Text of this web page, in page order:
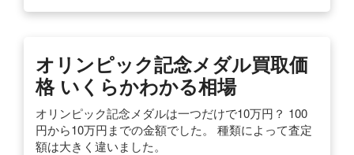
オリンピック記念メダル買取価
格 いくらかわかる相場
オリンピック記念メダルは一つだけで10万円？ 100
円から10万円までの金額でした。 種類によって査定
額は大きく違いました。